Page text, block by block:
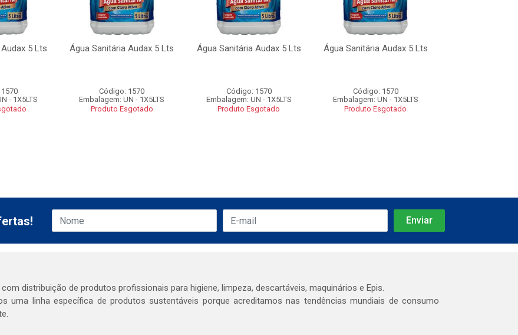
5 Lts
- 1X5LTS
Água Sanitária Audax 5 Lts
Código: 1570
Embalagem: UN - 1X5LTS
Produto Esgotado
Água Sanitária Audax 5 Lts
Código: 1570
Embalagem: UN - 1X5LTS
Produto Esgotado
Água Sanitária Audax 5 Lts
Código: 1570
Embalagem: UN - 1X5LTS
Produto Esgotado
distribuição de produtos profissionais para higiene, limpeza, descartáveis, maquinários e Epis.
uma linha específica de produtos sustentáveis porque acreditamos nas tendências mundiais de consumo